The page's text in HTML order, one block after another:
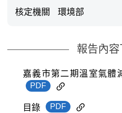
核定機關 環境部
報告內
嘉義市第二期溫室氣體
PDF
目錄 PDF